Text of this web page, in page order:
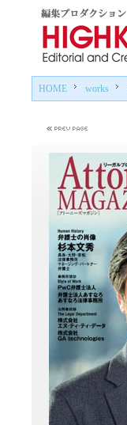
HOME works